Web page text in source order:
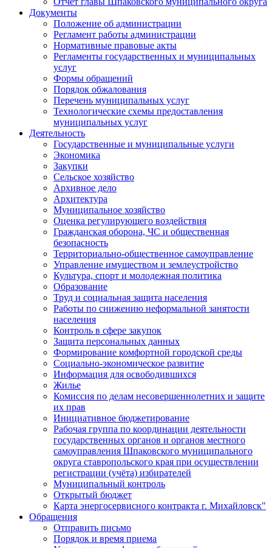
Документы
Положение об администрации
Регламент работы администрации
Нормативные правовые акты
Регламенты государственных и муниципальных
услуг
Формы обращений
Порядок обжалования
Перечень муниципальных услуг
Технологические схемы предоставления
муниципальных услуг
Деятельность
Государственные и муниципальные услуги
Экономика
Закупки
Сельское хозяйство
Архивное дело
Архитектура
Муниципальное хозяйство
Оценка регулирующего воздействия
Гражданская оборона, ЧС и общественная
безопасность
Территориально-общественное самоуправление
Управление имуществом и землеустройство
Культура, спорт и молодежная политика
Образование
Труд и социальная защита населения
Работы по снижению неформальной занятости
населения
Контроль в сфере закупок
Защита персональных данных
Формирование комфортной городской среды
Социально-экономическое развитие
Информация для освободившихся
Жилье
Комиссия по делам несовершеннолетних и защите
их прав
Инициативное бюджетирование
Рабочая группа по координации деятельности
государственных органов и органов местного
самоуправления Шпаковского муниципального
округа ставропольского края при осуществлении
регистрации (учёта) избирателей
Муниципальный контроль
Открытый бюджет
Карта энергосервисного контракта г. Михайловск"
Обращения
Отправить письмо
Порядок и время приема